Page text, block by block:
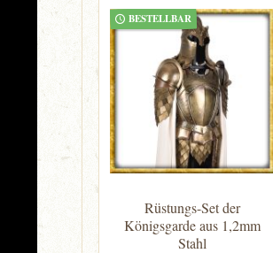
BESTELLBAR
Rüstungs-Set der
Königsgarde aus 1,2mm
Stahl